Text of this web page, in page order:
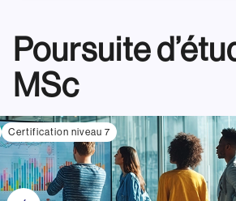
Poursuite
MSc
Certification niveau 7